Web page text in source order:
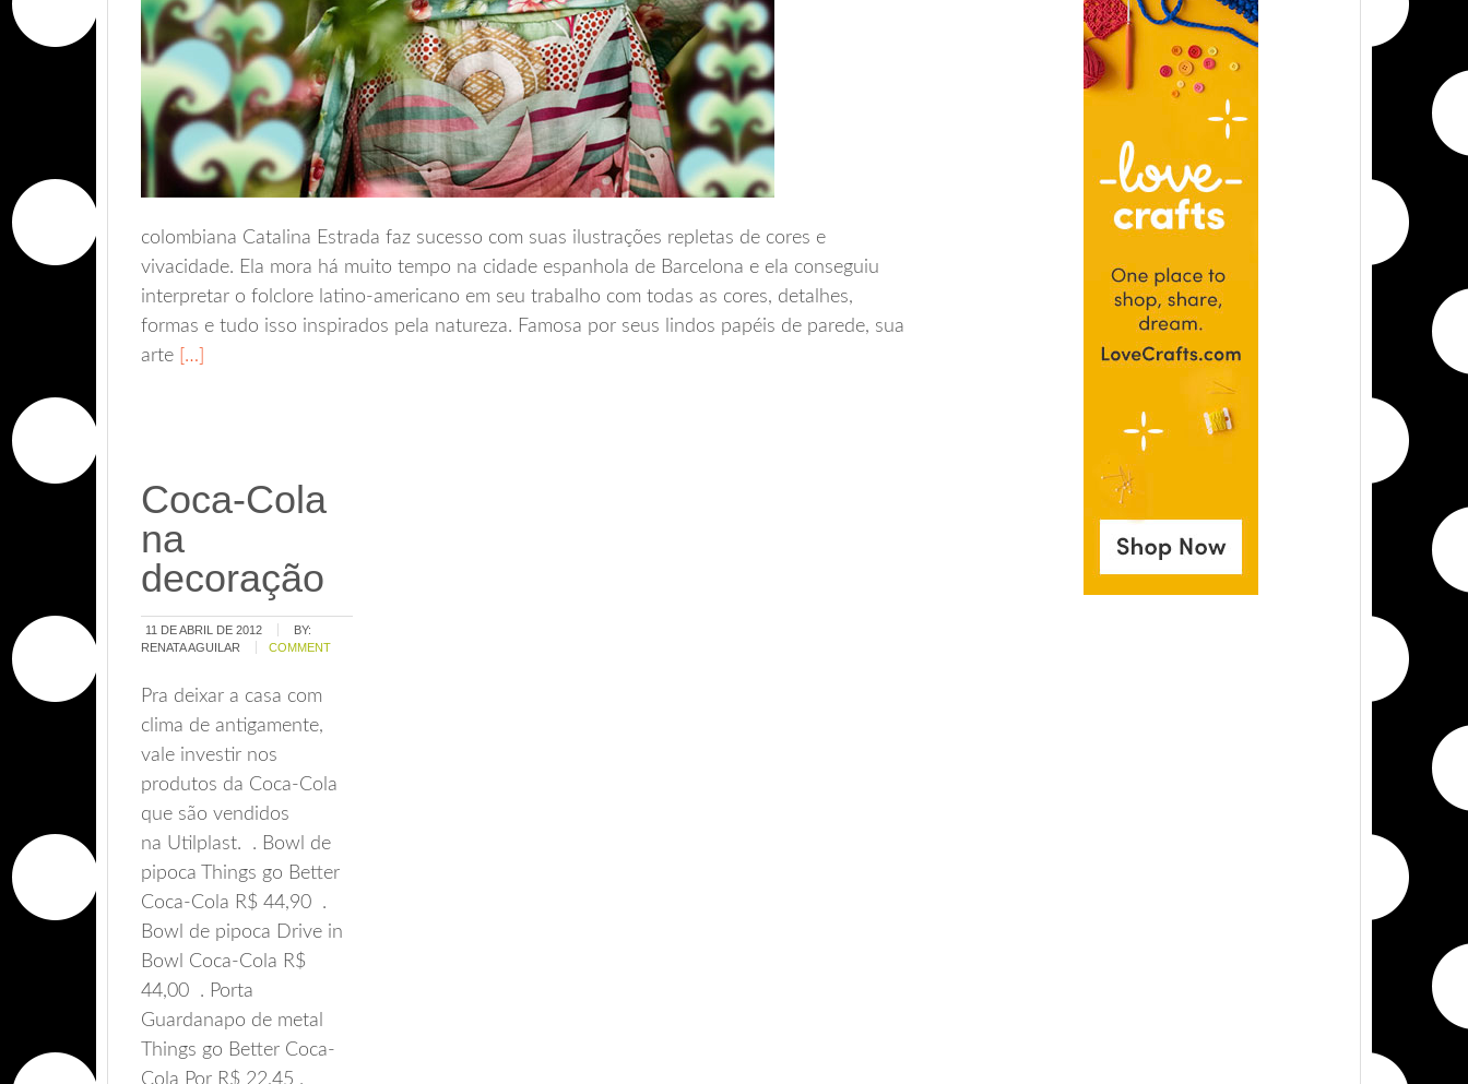
colombiana Catalina Estrada faz sucesso com suas ilustrações repletas de cores e
vivacidade. Ela mora há muito tempo na cidade espanhola de Barcelona e ela conseguiu
interpretar o folclore latino-americano em seu trabalho com todas as cores, detalhes,
formas e tudo isso inspirados pela natureza. Famosa por seus lindos papéis de parede, sua
arte […]
Coca-Cola
na
decoração
11 DE ABRIL DE 2012
BY:
RENATA AGUILAR
COMMENT
Pra deixar a casa com
clima de antigamente,
vale investir nos
produtos da Coca-Cola
que são vendidos
na Utilplast. . Bowl de
pipoca Things go Better
Coca-Cola R$ 44,90 .
Bowl de pipoca Drive in
Bowl Coca-Cola R$
44,00 . Porta
Guardanapo de metal
Things go Better Coca-
Cola Por R$ 22,45 .